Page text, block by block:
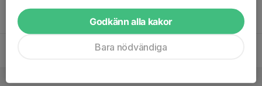
Tor Godkänn alla kakor
Bara nödvändiga